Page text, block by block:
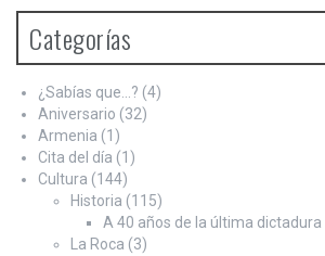
Categorías
¿Sabías que…? (4)
Aniversario (32)
Armenia (1)
Cita del día (1)
Cultura (144)
Historia (115)
A 40 años de la última dictadura
La Roca (3)